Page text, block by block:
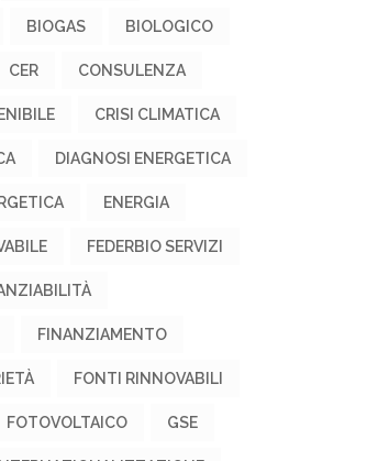
BIOGAS BIOLOGICO
CER CONSULENZA
CRISI CLIMATICA
DIAGNOSI ENERGETICA
ENERGIA
FEDERBIO SERVIZI
FINANZIAMENTO
FONTI RINNOVABILI
FOTOVOLTAICO GSE